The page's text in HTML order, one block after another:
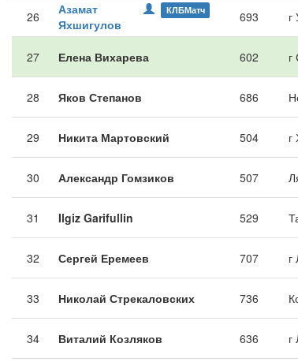
26 КЛБМатч
Азамат
Яхшигулов
693
27 Елена Вихарева 602 г
28 Яков Степанов 686
29 Никита Мартовский 504 г
30 Александр Гомзиков 507
31 Ilgiz Garifullin 529
32 Сергей Еремеев 707 г
33 Николай Стрекаловских 736
34 Виталий Козляков 636 г